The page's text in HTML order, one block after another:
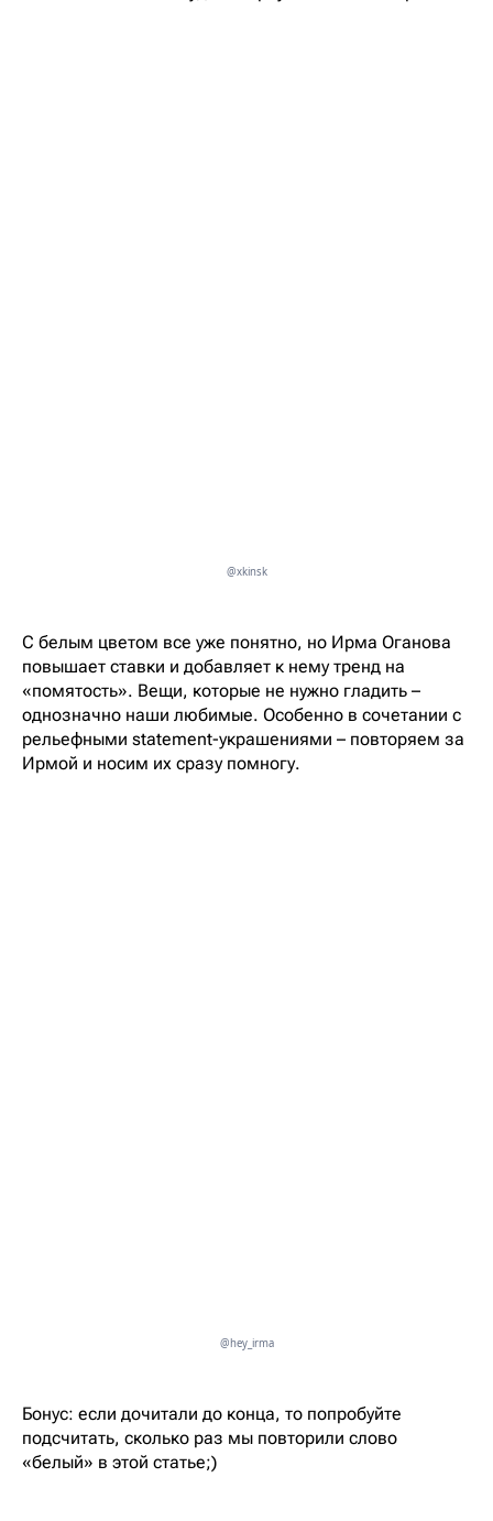
@xkinsk
С белым цветом все уже понятно, но Ирма Оганова
повышает ставки и добавляет к нему тренд на
«помятость». Вещи, которые не нужно гладить –
однозначно наши любимые. Особенно в сочетании с
рельефными statement-украшениями – повторяем за
Ирмой и носим их сразу помногу.
@hey_irma
Бонус: если дочитали до конца, то попробуйте
подсчитать, сколько раз мы повторили слово
«белый» в этой статье;)